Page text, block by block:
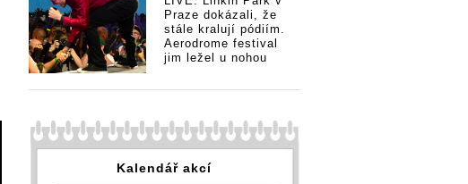
Praze dokázali, že
stále kralují pódiím.
Aerodrome festival
jim ležel u nohou
Kalendář akcí